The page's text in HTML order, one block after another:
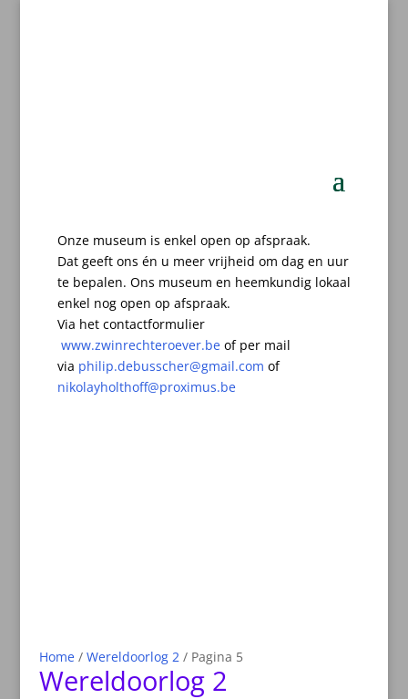
Onze museum is enkel open op afspraak.
Dat geeft ons én u meer vrijheid om dag en uur
te bepalen. Ons museum en heemkundig lokaal
enkel nog open op afspraak.
Via het contactformulier
www.zwinrechteroever.be of per mail
via philip.debusscher@gmail.com of
nikolayholthoff@proximus.be
Home/ Wereldoorlog 2/ Pagina 5
Wereldoorlog 2